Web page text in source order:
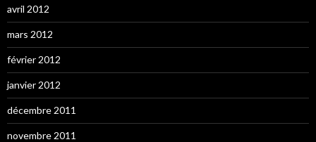
avril 2012
mars 2012
février 2012
janvier 2012
décembre 2011
novembre 2011